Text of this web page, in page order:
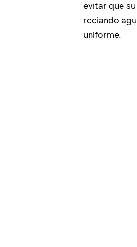
evitar que
rociando
uniforme.